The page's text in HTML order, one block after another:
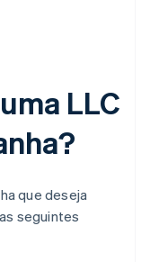
LLC
que deseja
seguintes